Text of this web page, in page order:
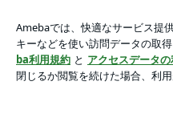
もっちり、チーズがとろ〜り
ルブログ「Yukari's Kitchen
Ameba
アプリをダウンロードして ブ
ょう。